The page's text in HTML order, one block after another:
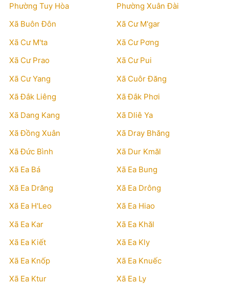
Phường Tuy Hòa
Phường Xuân Đài
Xã Buôn Đôn
Xã Cư M'gar
Xã Cư M'ta
Xã Cư Pơng
Xã Cư Prao
Xã Cư Pui
Xã Cư Yang
Xã Cuôr Đăng
Xã Đắk Liêng
Xã Đắk Phơi
Xã Dang Kang
Xã Dliê Ya
Xã Đồng Xuân
Xã Dray Bhăng
Xã Đức Bình
Xã Dur Kmăl
Xã Ea Bá
Xã Ea Bung
Xã Ea Drăng
Xã Ea Drông
Xã Ea H'Leo
Xã Ea Hiao
Xã Ea Kar
Xã Ea Khăl
Xã Ea Kiết
Xã Ea Kly
Xã Ea Knốp
Xã Ea Knuếc
Xã Ea Ktur
Xã Ea Ly